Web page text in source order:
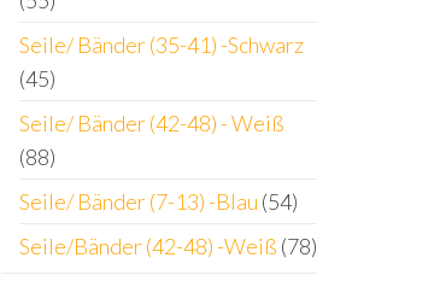
Seile/ Bänder (35-41) -Schwarz
(45)
Seile/ Bänder (42-48) - Weiß
(88)
Seile/ Bänder (7-13) -Blau (54)
Seile/Bänder (42-48) -Weiß (78)